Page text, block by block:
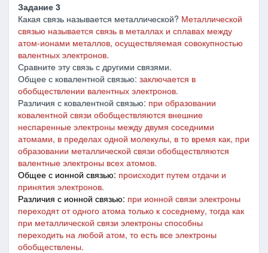
Задание 3
Какая связь называется металлической? Металлической
связью называется связь в металлах и сплавах между
атом-ионами металлов, осуществляемая совокупностью
валентных электронов.
Сравните эту связь с другими связями.
Общее с ковалентной связью: заключается в
обобществлении валентных электронов.
Различия с ковалентной связью: при образовании
ковалентной связи обобществляются внешние
неспаренные электроны между двумя соседними
атомами, в пределах одной молекулы, в то время как, при
образовании металлической связи обобществляются
валентные электроны всех атомов.
Общее с ионной связью: происходит путем отдачи и
принятия электронов.
Различия с ионной связью: при ионной связи электроны
переходят от одного атома только к соседнему, тогда как
при металлической связи электроны способны
переходить на любой атом, то есть все электроны
обобществлены.